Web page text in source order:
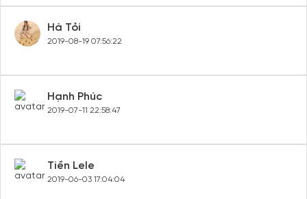
Hà Tỏi
2019-08-19 07:56:22
Hạnh Phúc
2019-07-11 22:58:47
Tiền Lele
2019-06-03 17:04:04